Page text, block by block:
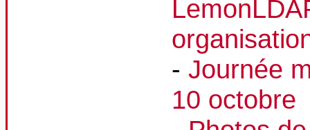
- Journée
10 octobre